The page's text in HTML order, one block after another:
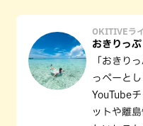
OKITIVEラ
おきりっぷ
「おきり
っペーと
YouTube
ットや離